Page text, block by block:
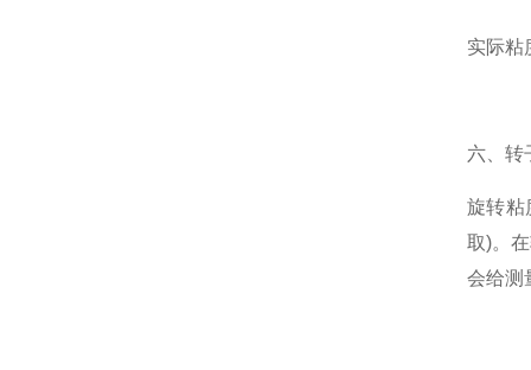
实际粘
六、转
旋转粘
取)。
会给测